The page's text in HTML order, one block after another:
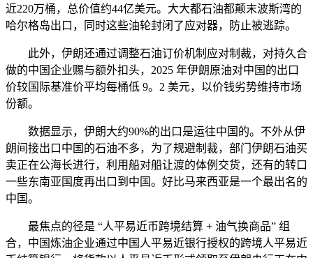
近220万桶，总价值约44亿美元。大大都石油都颠末波斯湾的
哈尔格岛出口，同时这些油轮封闭了应对器，防止被逃踪。
此外，伊朗还通过调整石油订价机制应对制裁，对持久合
做的中国企业赐与额外扣头，2025 年伊朗原油对中国的出口
价较国际基准价平均每桶低 9。2 美元，以价钱劣势维持市场
份额。
数据显示，伊朗大约90%的出口是运往中国的。不外从伊
朗间接出口中国的石油不多，为了规避制裁，部门伊朗石油买
卖正在公海长进行，利用船对船让渡的体例交货，还有的转口
一些东南亚国度再出口到中国。好比马来西亚是一个最出名的
中国。
最焦点的径是 “人平易近币跨境结算 + 油气换商品” 组
合，中国炼油企业通过中国人平易近银行授权的跨境人平易近